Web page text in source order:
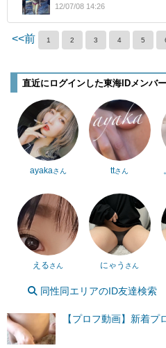
12/07/08 14:26
<<前 1 2 3 4 5
直近にログインした東海IDメンバー
ayakaさん ttさん
えるさん にゃう さん
同性同エリアのID友達検索
【プロフ動画】新着プ